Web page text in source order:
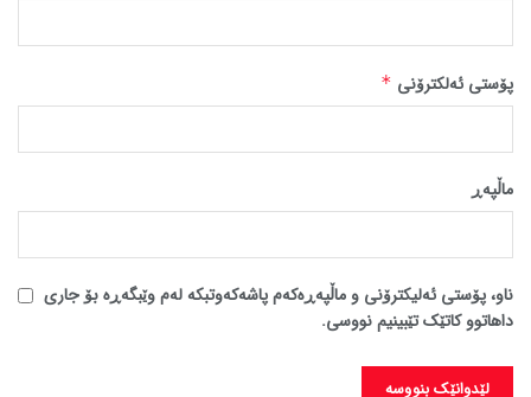
پۆستی ئەلکترۆنی *
ماڵپه‌ڕ
ناو، پۆستی ئەلیکترۆنی و ماڵپەڕەکەم پاشەکەوتبکە لەم وێبگەڕە بۆ جاری
داهاتوو کاتێک تێبینیم نووسی.